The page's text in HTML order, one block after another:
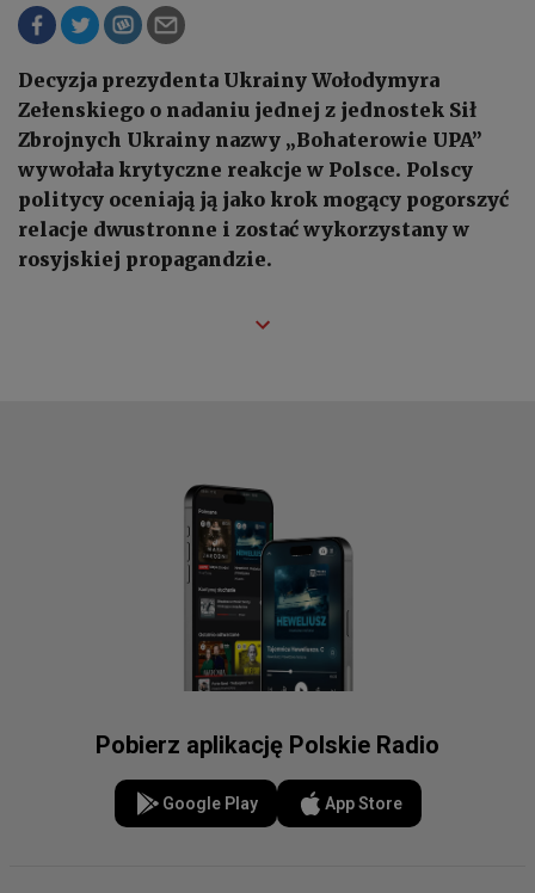
Decyzja prezydenta Ukrainy Wołodymyra
Zełenskiego o nadaniu jednej z jednostek Sił
Zbrojnych Ukrainy nazwy „Bohaterowie UPA”
wywołała krytyczne reakcje w Polsce. Polscy
politycy oceniają ją jako krok mogący pogorszyć
relacje dwustronne i zostać wykorzystany w
rosyjskiej propagandzie.
Pobierz aplikację Polskie Radio
Google Play App Store